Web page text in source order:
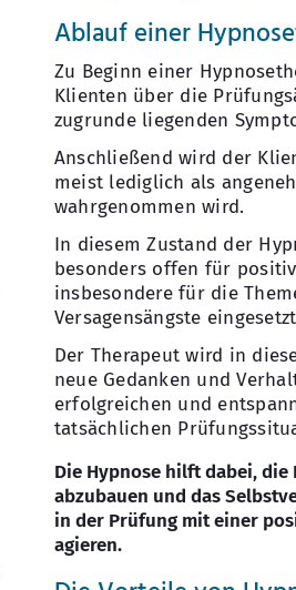
Ablauf einer
Zu Beginn einer
Klienten über die
zugrunde liegenden
Anschließend wird der
meist lediglich als
wahrgenommen wird.
In diesem Zustand der
besonders offen für
insbesondere für die
Versagensängste
Der Therapeut wird in
neue Gedanken und
erfolgreichen und
tatsächlichen
Die Hypnose hilft dabei,
abzubauen und das
in der Prüfung mit einer
agieren.